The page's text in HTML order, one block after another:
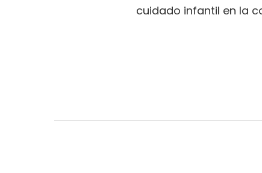
cuidado infantil en la